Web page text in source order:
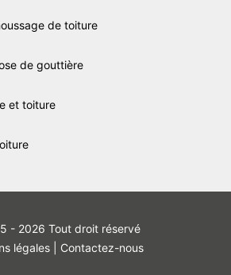
de toiture
de gouttière
et toiture
- 2026 Tout droit réservé
légales| Contactez-nous